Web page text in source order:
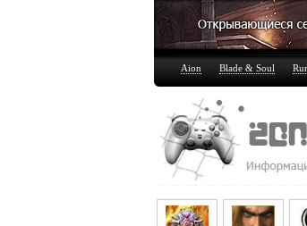
Aion Blade & Soul